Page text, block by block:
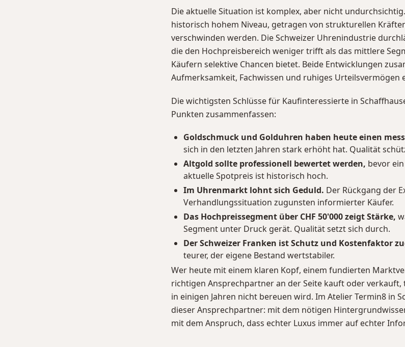
Die aktuelle Situation ist komplex, aber nicht
historisch hohem Niveau, getragen von strukturellen
verschwinden werden. Die Schweizer Uhrenindustrie
die den Hochpreisbereich weniger trifft als das mittlere
Käufern selektive Chancen bietet. Beide Entwicklungen
Aufmerksamkeit, Fachwissen und ruhiges Urteilsvermögen
Die wichtigsten Schlüsse für Kaufinteressierte in
Punkten zusammenfassen:
Goldschmuck und Golduhren haben heute einen
sich in den letzten Jahren stark erhöht hat. Qualität
Altgold sollte professionell bewertet werden, bevor
aktuelle Spotpreis ist historisch hoch.
Im Uhrenmarkt lohnt sich Geduld. Der Rückgang der
Verhandlungssituation zugunsten informierter Käufer.
Das Hochpreissegment über CHF 50'000 zeigt Stärke,
Segment unter Druck gerät. Qualität setzt sich durch.
Der Schweizer Franken ist Schutz und Kostenfaktor
teurer, der eigene Bestand wertstabiler.
Wer heute mit einem klaren Kopf, einem fundierten
richtigen Ansprechpartner an der Seite kauft oder
in einigen Jahren nicht bereuen wird. Im Atelier Termin8 in
dieser Ansprechpartner: mit dem nötigen
mit dem Anspruch, dass echter Luxus immer auf echter